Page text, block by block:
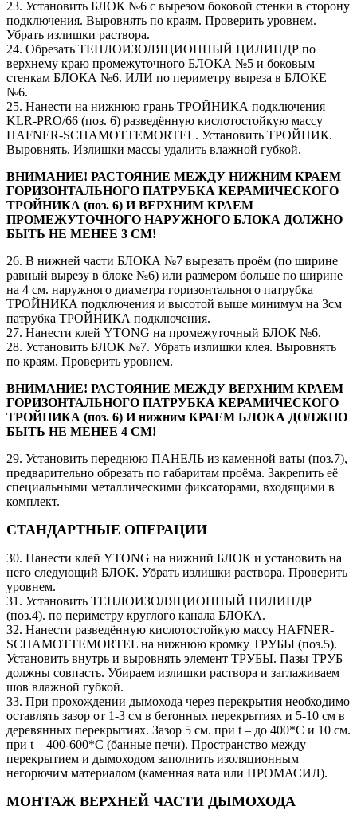
23. Установить БЛОК №6 с вырезом боковой стенки в сторону
подключения. Выровнять по краям. Проверить уровнем.
Убрать излишки раствора.
24. Обрезать ТЕПЛОИЗОЛЯЦИОННЫЙ ЦИЛИНДР по
верхнему краю промежуточного БЛОКА №5 и боковым
стенкам БЛОКА №6. ИЛИ по периметру выреза в БЛОКЕ
№6.
25. Нанести на нижнюю грань ТРОЙНИКА подключения
KLR-PRO/66 (поз. 6) разведённую кислотостойкую массу
HAFNER-SCHAMOTTEMORTEL. Установить ТРОЙНИК.
Выровнять. Излишки массы удалить влажной губкой.
ВНИМАНИЕ! РАСТОЯНИЕ МЕЖДУ НИЖНИМ КРАЕМ
ГОРИЗОНТАЛЬНОГО ПАТРУБКА КЕРАМИЧЕСКОГО
ТРОЙНИКА (поз. 6) И ВЕРХНИМ КРАЕМ
ПРОМЕЖУТОЧНОГО НАРУЖНОГО БЛОКА ДОЛЖНО
БЫТЬ НЕ МЕНЕЕ 3 СМ!
26. В нижней части БЛОКА №7 вырезать проём (по ширине
равный вырезу в блоке №6) или размером больше по ширине
на 4 см. наружного диаметра горизонтального патрубка
ТРОЙНИКА подключения и высотой выше минимум на 3см
патрубка ТРОЙНИКА подключения.
27. Нанести клей YTONG на промежуточный БЛОК №6.
28. Установить БЛОК №7. Убрать излишки клея. Выровнять
по краям. Проверить уровнем.
ВНИМАНИЕ! РАСТОЯНИЕ МЕЖДУ ВЕРХНИМ КРАЕМ
ГОРИЗОНТАЛЬНОГО ПАТРУБКА КЕРАМИЧЕСКОГО
ТРОЙНИКА (поз. 6) И нижним КРАЕМ БЛОКА ДОЛЖНО
БЫТЬ НЕ МЕНЕЕ 4 СМ!
29. Установить переднюю ПАНЕЛЬ из каменной ваты (поз.7),
предварительно обрезать по габаритам проёма. Закрепить её
специальными металлическими фиксаторами, входящими в
комплект.
СТАНДАРТНЫЕ ОПЕРАЦИИ
30. Нанести клей YTONG на нижний БЛОК и установить на
него следующий БЛОК. Убрать излишки раствора. Проверить
уровнем.
31. Установить ТЕПЛОИЗОЛЯЦИОННЫЙ ЦИЛИНДР
(поз.4). по периметру круглого канала БЛОКА.
32. Нанести разведённую кислотостойкую массу HAFNER-
SCHAMOTTEMORTEL на нижнюю кромку ТРУБЫ (поз.5).
Установить внутрь и выровнять элемент ТРУБЫ. Пазы ТРУБ
должны совпасть. Убираем излишки раствора и заглаживаем
шов влажной губкой.
33. При прохождении дымохода через перекрытия необходимо
оставлять зазор от 1-3 см в бетонных перекрытиях и 5-10 см в
деревянных перекрытиях. Зазор 5 см. при t – до 400*C и 10 см.
при t – 400-600*C (банные печи). Пространство между
перекрытием и дымоходом заполнить изоляционным
негорючим материалом (каменная вата или ПРОМАСИЛ).
МОНТАЖ ВЕРХНЕЙ ЧАСТИ ДЫМОХОДА